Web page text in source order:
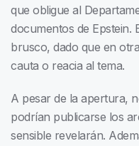
que obligue al
documentos de Epstein.
brusco, dado que en
cauta o reacia al tema.
A pesar de la apertura,
podrían publicarse los
sensible revelarán.